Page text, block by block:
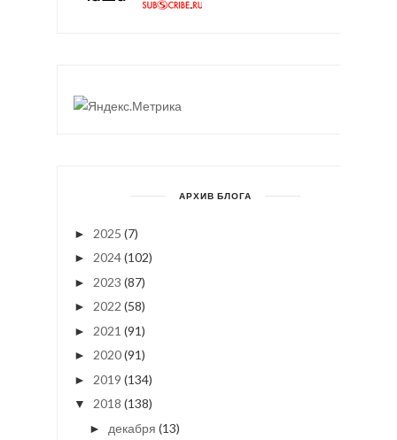
АРХИВ БЛОГА
► 2025 (7)
► 2024(102)
► 2023 (87)
► 2022 (58)
► 2021 (91)
► 2020(91)
► 2019 (134)
▼ 2018 (138)
► декабря (13)